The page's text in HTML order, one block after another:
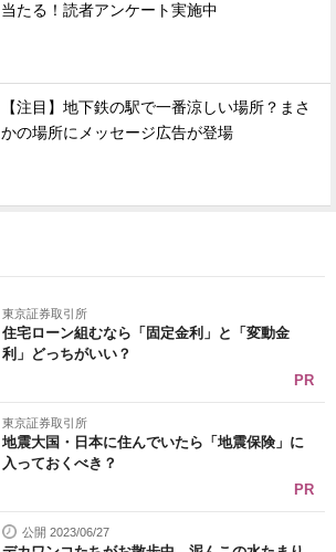
当たる！読者アンケート実施中
【注目】地下鉄の駅で一番涼しい場所？まさ
かの場所にメッセージ広告が登場
東京証券取引所
住宅ローン組むなら「固定金利」と「変動金
利」どっちがいい？
PR
東京証券取引所
地震大国・日本に住んでいたら「地震保険」に
入っておくべき？
PR
公開 2023/06/27